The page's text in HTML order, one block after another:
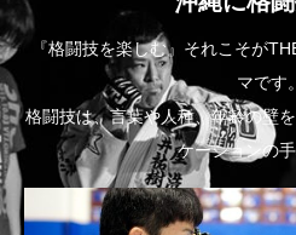
『格闘技を楽しむ』それこそが
マです。
格闘技は、言葉や人種、年齢の壁
ケーションの手